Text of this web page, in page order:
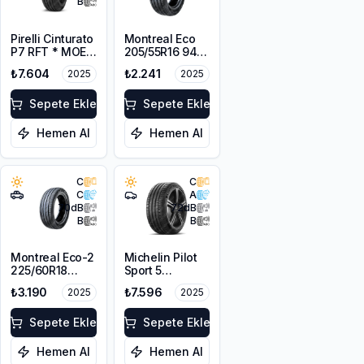
Pirelli Cinturato
P7 RFT * MOE
225/55R17 97Y
₺7.604 2025
Sepete Ekle
Hemen Al
Montreal Eco
205/55R16 94V
₺2.241 2025
Sepete Ekle
Hemen Al
C
C
70dB
B
Montreal Eco-2
225/60R18
₺3.190 2025
Sepete Ekle
Hemen Al
C
A
72dB
B
Michelin Pilot
Sport 5
205/45ZR17
88Y XL
₺7.596 2025
Sepete Ekle
Hemen Al